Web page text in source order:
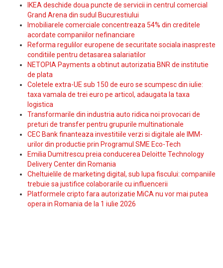
IKEA deschide doua puncte de servicii in centrul comercial
Grand Arena din sudul Bucurestiului
Imobiliarele comerciale concentreaza 54% din creditele
acordate companiilor nefinanciare
Reforma regulilor europene de securitate sociala inaspreste
conditiile pentru detasarea salariatilor
NETOPIA Payments a obtinut autorizatia BNR de institutie
de plata
Coletele extra-UE sub 150 de euro se scumpesc din iulie:
taxa vamala de trei euro pe articol, adaugata la taxa
logistica
Transformarile din industria auto ridica noi provocari de
preturi de transfer pentru grupurile multinationale
CEC Bank finanteaza investitiile verzi si digitale ale IMM-
urilor din productie prin Programul SME Eco-Tech
Emilia Dumitrescu preia conducerea Deloitte Technology
Delivery Center din Romania
Cheltuielile de marketing digital, sub lupa fiscului: companiile
trebuie sa justifice colaborarile cu influencerii
Platformele cripto fara autorizatie MiCA nu vor mai putea
opera in Romania de la 1 iulie 2026